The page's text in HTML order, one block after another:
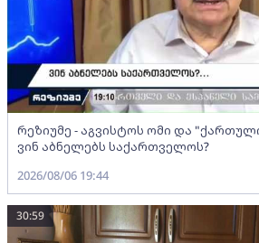
რეზიუმე - აგვისტოს ომი და
ვინ აბნელებს საქართველოს?
2026/08/06 19:44
30:59